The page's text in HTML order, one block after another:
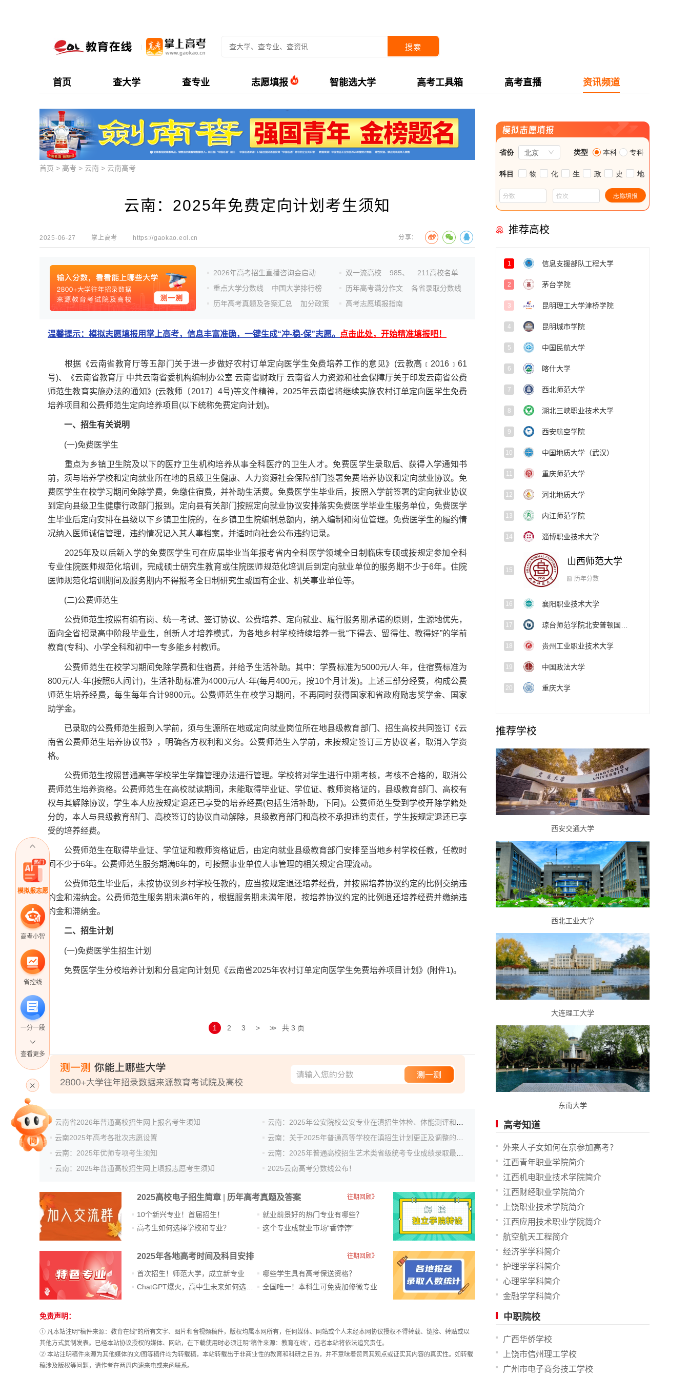
搜索
首页 查大学 查专业 志愿填报 智能选大学 高考工具箱 高考直播 资讯频道
模拟报志愿
高考小智
省控线
一分一段
专家指导课
高考作文
高考真题
查看更多
首页 > 高考 > 云南 > 云南高考
云南：2025年免费定向计划考生须知
2025-06-27 掌上高考 https://gaokao.eol.cn 分享：
2026年高考招生直播咨询会启动
重点大学分数线
中国大学排行榜
历年高考真题及答案汇总
加分政策
双一流高校 985、
211高校名单
历年高考满分作文
各省录取分数线
高考志愿填报指南
温馨提示：模拟志愿填报用掌上高考，信息丰富准确，一键生成“冲-稳-保”志愿。 点击此处，开始精准填报吧！
根据《云南省教育厅等五部门关于进一步做好农村订单定向医学生免费培养工作的意见》(云教高﹝2016﹞61
号)、《云南省教育厅 中共云南省委机构编制办公室 云南省财政厅 云南省人力资源和社会保障厅关于印发云南省公费
师范生教育实施办法的通知》(云教师〔2017〕4号)等文件精神，2025年云南省将继续实施农村订单定向医学生免费
培养项目和公费师范生定向培养项目(以下统称免费定向计划)。
一、招生有关说明
(一)免费医学生
重点为乡镇卫生院及以下的医疗卫生机构培养从事全科医疗的卫生人才。免费医学生录取后、获得入学通知书
前，须与培养学校和定向就业所在地的县级卫生健康、人力资源社会保障部门签署免费培养协议和定向就业协议。免
费医学生在校学习期间免除学费，免缴住宿费，并补助生活费。免费医学生毕业后，按照入学前签署的定向就业协议
到定向县级卫生健康行政部门报到。定向县有关部门按照定向就业协议安排落实免费医学毕业生服务单位，免费医学
生毕业后定向安排在县级以下乡镇卫生院的，在乡镇卫生院编制总额内，纳入编制和岗位管理。免费医学生的履约情
况纳入医师诚信管理，违约情况记入其人事档案，并适时向社会公布违约记录。
2025年及以后新入学的免费医学生可在应届毕业当年报考省内全科医学领域全日制临床专硕或按规定参加全科
专业住院医师规范化培训，完成硕士研究生教育或住院医师规范化培训后到定向就业单位的服务期不少于6年。住院
医师规范化培训期间及服务期内不得报考全日制研究生或国有企业、机关事业单位等。
(二)公费师范生
公费师范生按照有编有岗、统一考试、签订协议、公费培养、定向就业、履行服务期承诺的原则，生源地优先，
面向全省招录高中阶段毕业生，创新人才培养模式，为各地乡村学校持续培养一批“下得去、留得住、教得好”的学前
教育(专科)、小学全科和初中一专多能乡村教师。
公费师范生在校学习期间免除学费和住宿费，并给予生活补助。其中：学费标准为5000元/人·年，住宿费标准为
800元/人·年(按照6人间计)，生活补助标准为4000元/人·年(每月400元，按10个月计发)。上述三部分经费，构成公费
师范生培养经费，每生每年合计9800元。公费师范生在校学习期间，不再同时获得国家和省政府励志奖学金、国家
助学金。
已录取的公费师范生报到入学前，须与生源所在地或定向就业岗位所在地县级教育部门、招生高校共同签订《云
南省公费师范生培养协议书》，明确各方权利和义务。公费师范生入学前，未按规定签订三方协议者，取消入学资
格。
公费师范生按照普通高等学校学生学籍管理办法进行管理。学校将对学生进行中期考核，考核不合格的，取消公
费师范生培养资格。公费师范生在高校就读期间，未能取得毕业证、学位证、教师资格证的，县级教育部门、高校有
权与其解除协议，学生本人应按规定退还已享受的培养经费(包括生活补助，下同)。公费师范生受到学校开除学籍处
分的，本人与县级教育部门、高校签订的协议自动解除，县级教育部门和高校不承担违约责任，学生按规定退还已享
受的培养经费。
公费师范生在取得毕业证、学位证和教师资格证后，由定向就业县级教育部门安排至当地乡村学校任教，任教时
间不少于6年。公费师范生服务期满6年的，可按照事业单位人事管理的相关规定合理流动。
公费师范生毕业后，未按协议到乡村学校任教的，应当按规定退还培养经费，并按照培养协议约定的比例交纳违
约金和滞纳金。公费师范生服务期未满6年的，根据服务期未满年限，按培养协议约定的比例退还培养经费并缴纳违
约金和滞纳金。
二、招生计划
(一)免费医学生招生计划
免费医学生分校培养计划和分县定向计划见《云南省2025年农村订单定向医学生免费培养项目计划》(附件1)。
1 2 3 > >> 共 3 页
云南省2026年普通高校招生网上报名考生须知
云南2025年高考各批次志愿设置
云南：2025年优师专项考生须知
云南：2025年普通高校招生网上填报志愿考生须知
2025云南高考分数线公布！
2025高校电子招生简章 历年高考真题及答案 往期回顾》
10个新兴专业！首届招生！
高考生如何选择学校和专业？
就业前景好的热门专业有哪些？
这个专业成就业市场“香饽饽”​
2025年各地高考时间及科目安排 往期回顾》
首次招生！师范大学，成立新专业
哪些学生具有高考保送资格？
全国唯一！本科生可免费加修微专业
站
长
统
计
免责声明：
① 凡本站注明“稿件来源：教育在线”的所有文字、图片和音视频稿件，版权均属本网所有，任何媒体、网站或个人未经本网协议授权不得转载、链接、转贴或以
其他方式复制发表。已经本站协议授权的媒体、网站，在下载使用时必须注明“稿件来源：教育在线”，违者本站将依法追究责任。
② 本站注明稿件来源为其他媒体的文/图等稿件均为转载稿，本站转载出于非商业性的教育和科研之目的，并不意味着赞同其观点或证实其内容的真实性。如转载
稿涉及版权等问题，请作者在两周内速来电或来函联系。
推荐高校
1 信息支援部队工程大学
2 茅台学院
3 昆明理工大学津桥学院
4 昆明城市学院
5 中国民航大学
6 喀什大学
7 西北师范大学
8 湖北三峡职业技术大学
9 西安航空学院
10 中国地质大学（武汉）
11 重庆师范大学
12 河北地质大学
13 内江师范学院
14 淄博职业技术大学
山西师范大学
历年分数
17
18 贵州工业职业技术大学
19 中国政法大学
20 重庆大学
推荐学校
西安交通大学
西北工业大学
大连理工大学
东南大学
高考知道
外来人子女如何在京参加高考？
江西青年职业学院简介
江西机电职业技术学院简介
江西财经职业学院简介
上饶职业技术学院简介
江西应用技术职业学院简介
航空航天工程简介
经济学学科简介
护理学学科简介
心理学学科简介
金融学学科简介
中职院校
广西华侨学校
上饶市信州理工学校
广州市电子商务技工学校